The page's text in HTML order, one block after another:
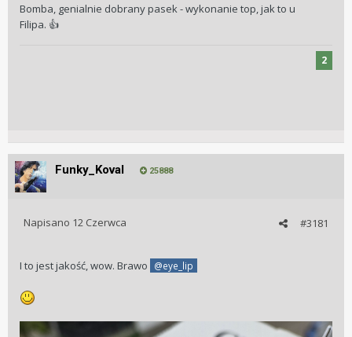
Bomba, genialnie dobrany pasek - wykonanie top, jak to u
Filipa. 👍
2
Funky_Koval 25888
#3181
Napisano 12 Czerwca
I to jest jakość, wow. Brawo @eye_lip